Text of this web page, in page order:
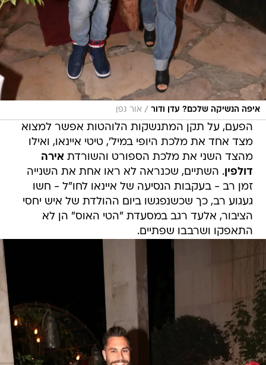
איפה הנשיקה שלכם? עדן ודור / אור גפן
הפעם, על תקן המתנשקות הלוהטות אפשר למצוא
מצד אחד את מלכת היופי במיל', טיטי איינאו, ואילו
מהצד השני את מלכת הספורט והשורדת אירה
דולפין. השתיים, שכנראה לא ראו אחת את השנייה
זמן רב - בעקבות הנסיעה של איינאו לחו"ל - חשו
געגוע רב, כך שכשנפגשו ביום ההולדת של איש יחסי
הציבור, אלעד רגב במסעדת "הטי האוס" הן לא
התאפקו ושרבבו שפתיים.